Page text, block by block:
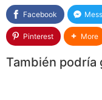
Facebook
Pinterest More
También podría